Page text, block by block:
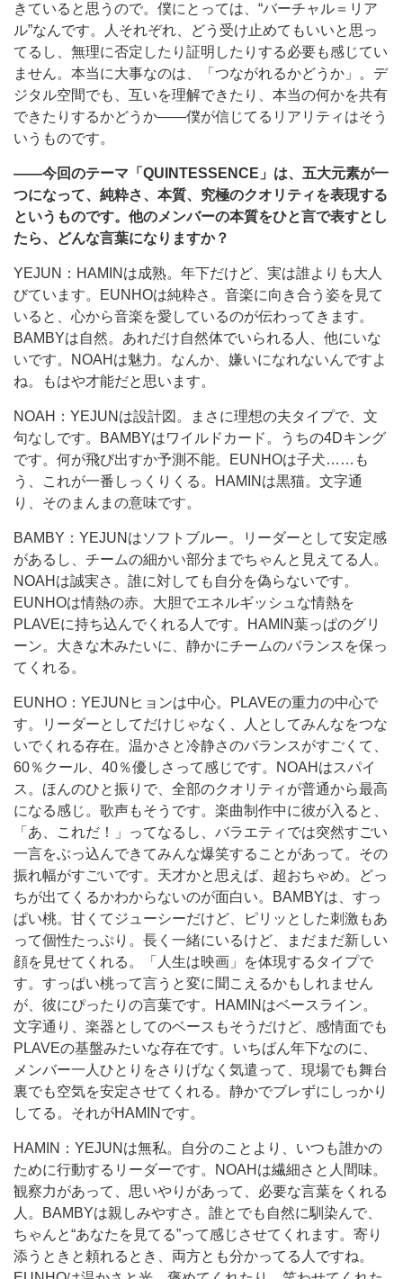
きていると思うので。僕にとっては、“バーチャル＝リア
ル”なんです。人それぞれ、どう受け止めてもいいと思っ
てるし、無理に否定したり証明したりする必要も感じてい
ません。本当に大事なのは、「つながれるかどうか」。デ
ジタル空間でも、互いを理解できたり、本当の何かを共有
できたりするかどうか――僕が信じてるリアリティはそう
いうものです。
――今回のテーマ「QUINTESSENCE」は、五大元素が一
つになって、純粋さ、本質、究極のクオリティを表現する
というものです。他のメンバーの本質をひと言で表すとし
たら、どんな言葉になりますか？
YEJUN：HAMINは成熟。年下だけど、実は誰よりも大人
びています。EUNHOは純粋さ。音楽に向き合う姿を見て
いると、心から音楽を愛しているのが伝わってきます。
BAMBYは自然。あれだけ自然体でいられる人、他にいな
いです。NOAHは魅力。なんか、嫌いになれないんですよ
ね。もはや才能だと思います。
NOAH：YEJUNは設計図。まさに理想の夫タイプで、文
句なしです。BAMBYはワイルドカード。うちの4Dキング
です。何が飛び出すか予測不能。EUNHOは子犬……も
う、これが一番しっくりくる。HAMINは黒猫。文字通
り、そのまんまの意味です。
BAMBY：YEJUNはソフトブルー。リーダーとして安定感
があるし、チームの細かい部分までちゃんと見えてる人。
NOAHは誠実さ。誰に対しても自分を偽らないです。
EUNHOは情熱の赤。大胆でエネルギッシュな情熱を
PLAVEに持ち込んでくれる人です。HAMIN葉っぱのグリ
ーン。大きな木みたいに、静かにチームのバランスを保っ
てくれる。
EUNHO：YEJUNヒョンは中心。PLAVEの重力の中心で
す。リーダーとしてだけじゃなく、人としてみんなをつな
いでくれる存在。温かさと冷静さのバランスがすごくて、
60％クール、40％優しさって感じです。NOAHはスパイ
ス。ほんのひと振りで、全部のクオリティが普通から最高
になる感じ。歌声もそうです。楽曲制作中に彼が入ると、
「あ、これだ！」ってなるし、バラエティでは突然すごい
一言をぶっ込んできてみんな爆笑することがあって。その
振れ幅がすごいです。天才かと思えば、超おちゃめ。どっ
ちが出てくるかわからないのが面白い。BAMBYは、すっ
ぱい桃。甘くてジューシーだけど、ピリッとした刺激もあ
って個性たっぷり。長く一緒にいるけど、まだまだ新しい
顔を見せてくれる。「人生は映画」を体現するタイプで
す。すっぱい桃って言うと変に聞こえるかもしれません
が、彼にぴったりの言葉です。HAMINはベースライン。
文字通り、楽器としてのベースもそうだけど、感情面でも
PLAVEの基盤みたいな存在です。いちばん年下なのに、
メンバー一人ひとりをさりげなく気遣って、現場でも舞台
裏でも空気を安定させてくれる。静かでブレずにしっかり
してる。それがHAMINです。
HAMIN：YEJUNは無私。自分のことより、いつも誰かの
ために行動するリーダーです。NOAHは繊細さと人間味。
観察力があって、思いやりがあって、必要な言葉をくれる
人。BAMBYは親しみやすさ。誰とでも自然に馴染んで、
ちゃんと“あなたを見てる”って感じさせてくれます。寄り
添うときと頼れるとき、両方とも分かってる人ですね。